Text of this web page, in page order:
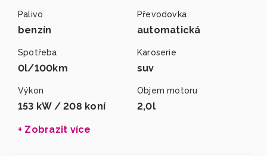
Palivo
benzín
Převodovka
automatická
Spotřeba
0l/100km
Karoserie
suv
Výkon
153 kW / 208 koní
Objem motoru
2,0l
+ Zobrazit více